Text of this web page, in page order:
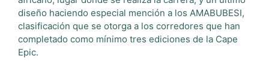
diseño haciendo especial mención a los AMABUBESI,
clasificación que se otorga a los corredores que han
completado como mínimo tres ediciones de la Cape
Epic.